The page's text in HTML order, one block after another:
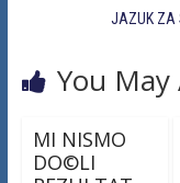
JAZUK ZA
You May
MI NISMO
DO©LI